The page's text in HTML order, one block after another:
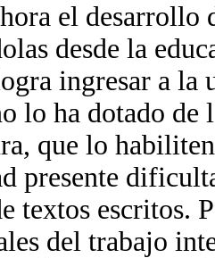
el desarrollo
desde la
ingresar a la
lo ha dotado
que lo
presente
textos escritos.
del trabajo